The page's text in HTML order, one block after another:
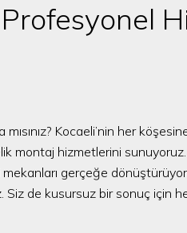
Kocaeli’nin her
montaj hizmetlerini sunuyoruz.
mekanları gerçeğe
Siz de kusursuz bir sonuç için